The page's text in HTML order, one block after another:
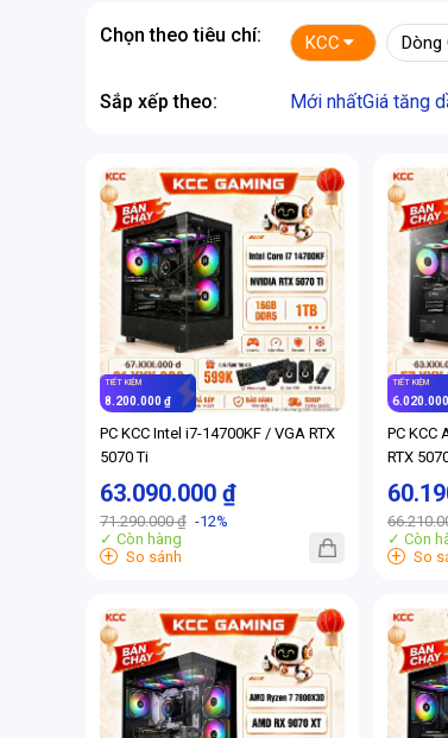
Chọn theo tiêu chí: KCC Dòng
Sắp xếp theo: Mới nhấtGiá tăng
TIẾT KIỆM
8.200.000 ₫
PC KCC Intel i7-14700KF / VGA RTX
5070 Ti
63.090.000 ₫
71.290.000 ₫ -12%
✓ Còn hàng
+ So sánh
TIẾT KIỆM
PC KCC
RTX
✓ Còn
+ So